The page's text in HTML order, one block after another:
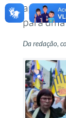
apelo à
para
Da redação,